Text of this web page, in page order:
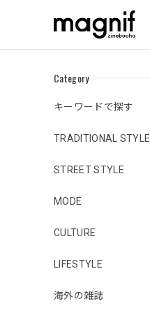
Category
キーワードで探す
TRADITIONAL STYLE
STREET STYLE
MODE
CULTURE
LIFESTYLE
海外の雑誌